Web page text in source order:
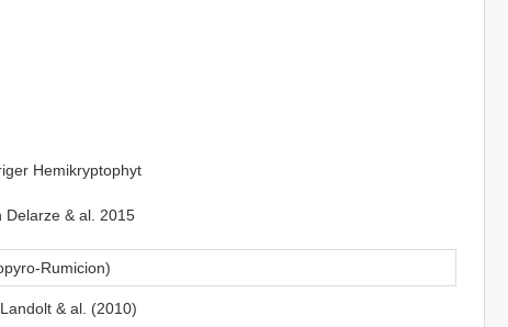
Hemikryptophyt
Delarze & al. 2015
Rumicion)
& al. (2010)